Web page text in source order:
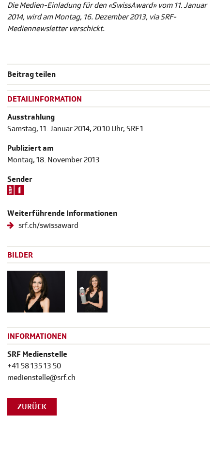
Die Medien-Einladung für den «SwissAward» vom 11. Januar
2014, wird am Montag, 16. Dezember 2013, via SRF-
Mediennewsletter verschickt.
Beitrag teilen
DETAILINFORMATION
Ausstrahlung
Samstag, 11. Januar 2014, 20.10 Uhr, SRF 1
Publiziert am
Montag, 18. November 2013
Sender
Weiterführende Informationen
srf.ch/swissaward
BILDER
INFORMATIONEN
SRF Medienstelle
+41 58 135 13 50
medienstelle@srf.ch
ZURÜCK